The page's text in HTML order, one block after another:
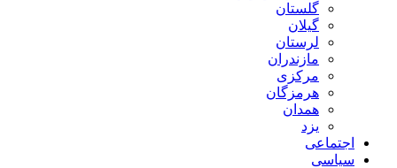
گلستان
گیلان
لرستان
مازندران
مرکزی
هرمزگان
همدان
یزد
اجتماعی
سیاسی